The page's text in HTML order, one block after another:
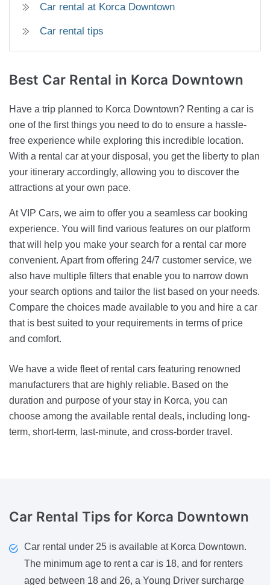
Car rental at Korca Downtown
Car rental tips
Best Car Rental in Korca Downtown
Have a trip planned to Korca Downtown? Renting a car is
one of the first things you need to do to ensure a hassle-
free experience while exploring this incredible location.
With a rental car at your disposal, you get the liberty to plan
your itinerary accordingly, allowing you to discover the
attractions at your own pace.
At VIP Cars, we aim to offer you a seamless car booking
experience. You will find various features on our platform
that will help you make your search for a rental car more
convenient. Apart from offering 24/7 customer service, we
also have multiple filters that enable you to narrow down
your search options and tailor the list based on your needs.
Compare the choices made available to you and hire a car
that is best suited to your requirements in terms of price
and comfort.
We have a wide fleet of rental cars featuring renowned
manufacturers that are highly reliable. Based on the
duration and purpose of your stay in Korca, you can
choose among the available rental deals, including long-
term, short-term, last-minute, and cross-border travel.
Car Rental Tips for Korca Downtown
Car rental under 25 is available at Korca Downtown.
The minimum age to rent a car is 18, and for renters
aged between 18 and 26, a Young Driver surcharge